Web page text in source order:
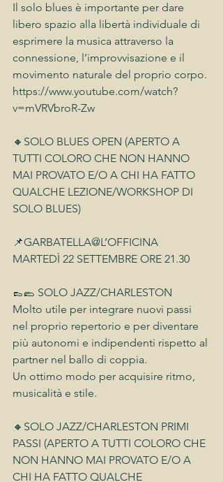
Il solo blues è importante per dare
libero spazio alla libertà individuale di
esprimere la musica attraverso la
connessione, l’improvvisazione e il
movimento naturale del proprio corpo.
https://www.youtube.com/watch?
v=mVRVbroR-Zw
🔸SOLO BLUES OPEN (APERTO A
TUTTI COLORO CHE NON HANNO
MAI PROVATO E/O A CHI HA FATTO
QUALCHE LEZIONE/WORKSHOP DI
SOLO BLUES)
📌GARBATELLA@L’OFFICINA
MARTEDÌ 22 SETTEMBRE ORE 21.30
👞🥿 SOLO JAZZ/CHARLESTON
Molto utile per integrare nuovi passi
nel proprio repertorio e per diventare
più autonomi e indipendenti rispetto al
partner nel ballo di coppia.
Un ottimo modo per acquisire ritmo,
musicalità e stile.
🔸SOLO JAZZ/CHARLESTON PRIMI
PASSI (APERTO A TUTTI COLORO CHE
NON HANNO MAI PROVATO E/O A
CHI HA FATTO QUALCHE